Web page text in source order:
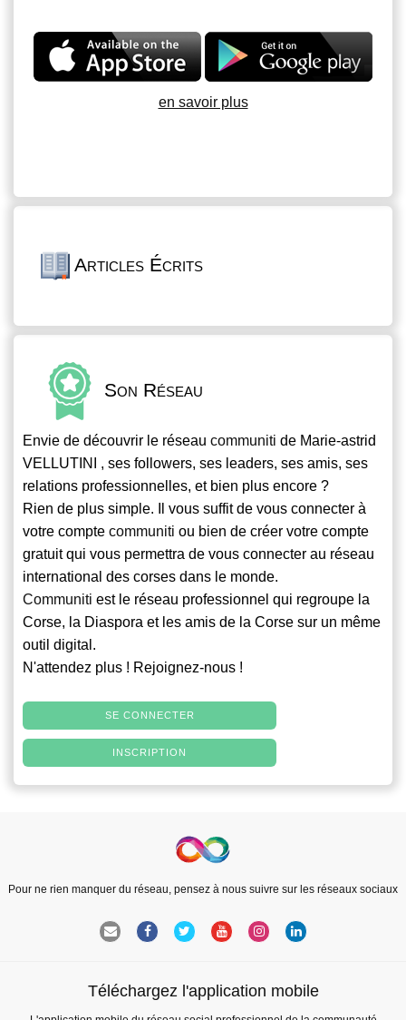
en savoir plus
Articles Écrits
Son Réseau
Envie de découvrir le réseau communiti de Marie-astrid
VELLUTINI , ses followers, ses leaders, ses amis, ses
relations professionnelles, et bien plus encore ?
Rien de plus simple. Il vous suffit de vous connecter à
votre compte communiti ou bien de créer votre compte
gratuit qui vous permettra de vous connecter au réseau
international des corses dans le monde.
Communiti est le réseau professionnel qui regroupe la
Corse, la Diaspora et les amis de la Corse sur un même
outil digital.
N'attendez plus ! Rejoignez-nous !
SE CONNECTER
INSCRIPTION
Pour ne rien manquer du réseau, pensez à nous suivre sur les réseaux sociaux
Téléchargez l'application mobile